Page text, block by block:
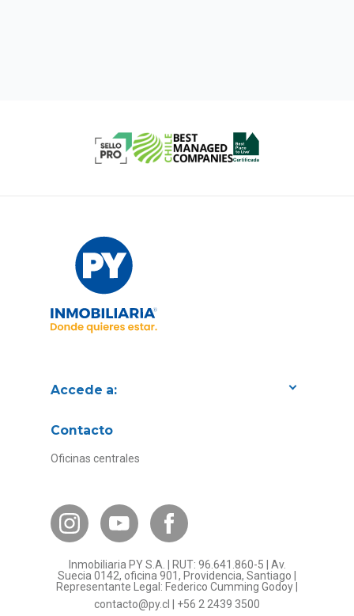
Accede a:
Bases Legales
¿Por qué invertir en PY?
Preguntas frecuentes
Formulario Referidos PY
Contacto
Oficinas centrales
Inmobiliaria PY S.A. | RUT: 96.641.860-5 | Av.
Suecia 0142, oficina 901, Providencia, Santiago |
Representante Legal: Federico Cumming Godoy |
contacto@py.cl
+56 2 2439 3500